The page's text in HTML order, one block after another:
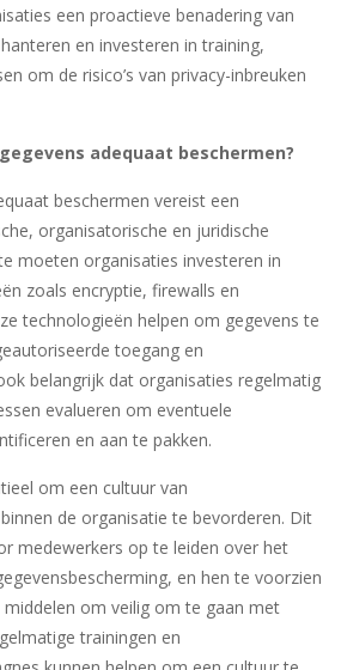
een proactieve benadering van
en investeren in training,
om de risico’s van privacy-inbreuken
adequaat beschermen?
beschermen vereist een
organisatorische en juridische
moeten organisaties investeren in
zoals encryptie, firewalls en
technologieën helpen om gegevens te
toegang en
belangrijk dat organisaties regelmatig
evalueren om eventuele
en aan te pakken.
om een cultuur van
de organisatie te bevorderen. Dit
medewerkers op te leiden over het
en hen te voorzien
om veilig om te gaan met
trainingen en